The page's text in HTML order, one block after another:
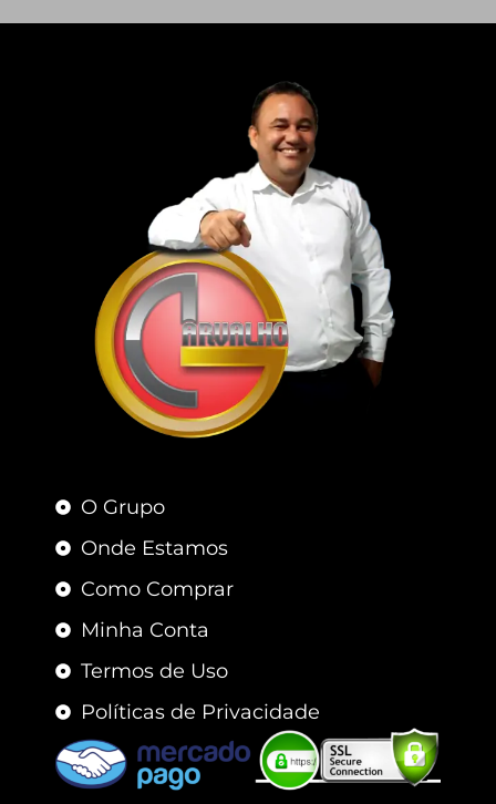
O Grupo
Onde Estamos
Como Comprar
Minha Conta
Termos de Uso
Políticas de Privacidade